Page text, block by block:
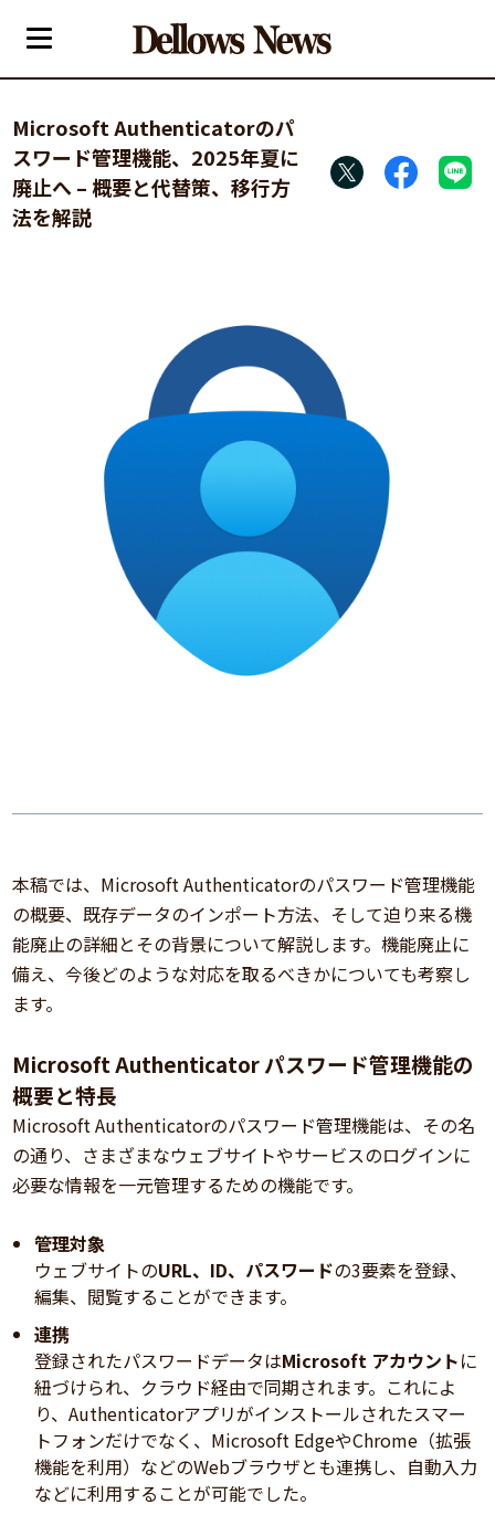
Microsoft Authenticatorのパ
スワード管理機能、2025年夏に
廃止へ – 概要と代替策、移行方
法を解説
本稿では、Microsoft Authenticatorのパスワード管理機能
の概要、既存データのインポート方法、そして迫り来る機
能廃止の詳細とその背景について解説します。機能廃止に
備え、今後どのような対応を取るべきかについても考察し
ます。
Microsoft Authenticator パスワード管理機能の
概要と特長
Microsoft Authenticatorのパスワード管理機能は、その名
の通り、さまざまなウェブサイトやサービスのログインに
必要な情報を一元管理するための機能です。
管理対象
ウェブサイトのURL、ID、パスワードの3要素を登録、
編集、閲覧することができます。
連携
登録されたパスワードデータはMicrosoft アカウントに
紐づけられ、クラウド経由で同期されます。これによ
り、Authenticatorアプリがインストールされたスマー
トフォンだけでなく、Microsoft EdgeやChrome（拡張
機能を利用）などのWebブラウザとも連携し、自動入力
などに利用することが可能でした。